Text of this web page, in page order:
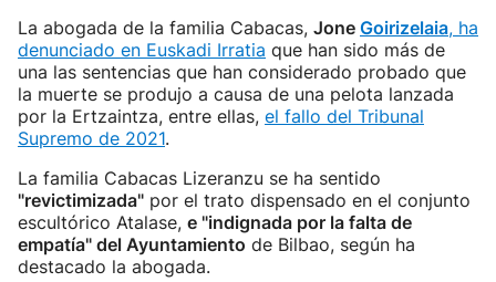
La abogada de la familia Cabacas, Jone Goirizelaia, ha
denunciado en Euskadi Irratia que han sido más de
una las sentencias que han considerado probado que
la muerte se produjo a causa de una pelota lanzada
por la Ertzaintza, entre ellas, el fallo del Tribunal
Supremo de 2021.
La familia Cabacas Lizeranzu se ha sentido
"revictimizada" por el trato dispensado en el conjunto
escultórico Atalase, e "indignada por la falta de
empatía" del Ayuntamiento de Bilbao, según ha
destacado la abogada.